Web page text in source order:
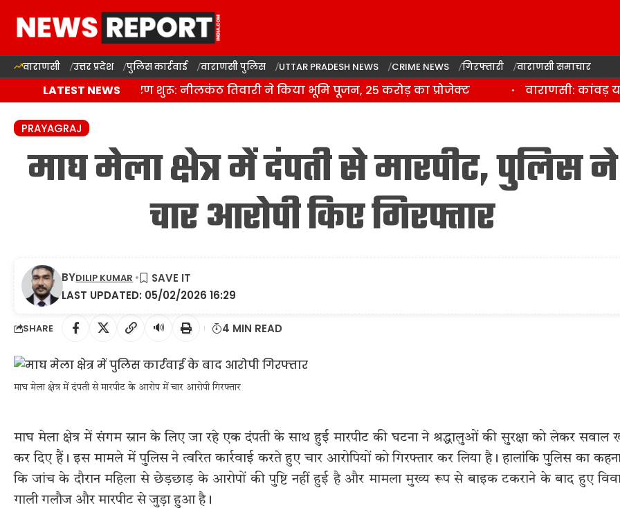
वाराणसी उत्तर प्रदेश पुलिस कार्रवाई वाराणसी पुलिस UTTAR PRADESH NEWS CRIME NEWS गिरफ्तारी वाराणसी समाचार
LATEST NEWS
दालमंडी सड़क चौड़ीकरण शुरू: नीलकंठ तिवारी ने किया भूमि पूजन, 25 करोड़ का प्रोजेक्ट वाराणसी: कांवड़
PRAYAGRAJ
माघ मेला क्षेत्र में दंपती से मारपीट, पुलिस ने
चार आरोपी किए गिरफ्तार
LAST UPDATED: 05/02/2026 16:29
BYDILIP KUMAR
SHARE 🔊 4 MIN READ
माघ मेला क्षेत्र में दंपती से मारपीट के आरोप में चार आरोपी गिरफ्तार
माघ मेला क्षेत्र में संगम स्नान के लिए जा रहे एक दंपती के साथ हुई मारपीट की घटना ने श्रद्धालुओं की सुरक्षा को लेकर सवाल
कर दिए हैं। इस मामले में पुलिस ने त्वरित कार्रवाई करते हुए चार आरोपियों को गिरफ्तार कर लिया है। हालांकि पुलिस का
कि जांच के दौरान महिला से छेड़छाड़ के आरोपों की पुष्टि नहीं हुई है और मामला मुख्य रूप से बाइक टकराने के बाद हुए
गाली गलौज और मारपीट से जुड़ा हुआ है।